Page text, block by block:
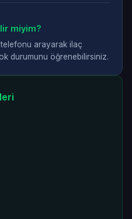
miyim?
telefonu arayarak ilaç
durumunu öğrenebilirsiniz.